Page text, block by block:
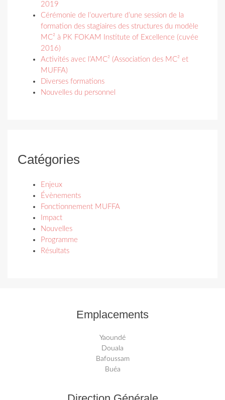
2019
Cérémonie de l’ouverture d’une session de la
formation des stagiaires des structures du modèle
MC² à PK FOKAM Institute of Excellence (cuvée
2016)
Activités avec l’AMC² (Association des MC² et
MUFFA)
Diverses formations
Nouvelles du personnel
Catégories
Enjeux
Évènements
Fonctionnement MUFFA
Impact
Nouvelles
Programme
Résultats
Emplacements
Yaoundé
Douala
Bafoussam
Buéa